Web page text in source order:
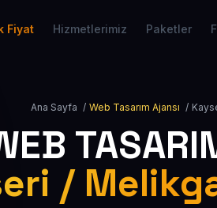
Fiyat Hizmetlerimiz Paketler
Ana Sayfa / Web Tasarım Ajansı /
/